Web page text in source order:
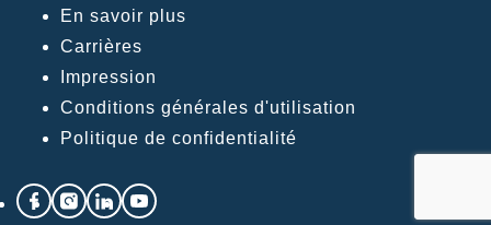
En savoir plus
Carrières
Impression
Conditions générales d'utilisation
Politique de confidentialité